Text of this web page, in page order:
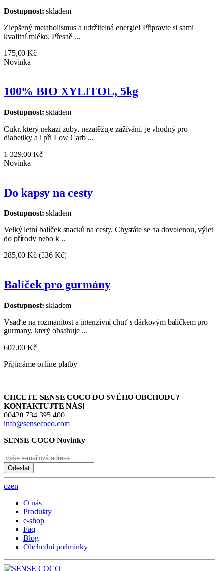
Dostupnost: skladem
Zlepšený metabolismus a udržitelná energie! Připravte si sami
kvalitní mléko. Přesně ...
175,00 Kč
Novinka
100% BIO XYLITOL, 5kg
Dostupnost: skladem
Cukr, který nekazí zuby, nezatěžuje zažívání, je vhodný pro
diabetiky a i při Low Carb ...
1 329,00 Kč
Novinka
Do kapsy na cesty
Dostupnost: skladem
Velký letní balíček snacků na cesty. Chystáte se na dovolenou, výlet
do přírody nebo k ...
285,00 Kč (336 Kč)
Balíček pro gurmány
Dostupnost: skladem
Vsaďte na rozmanitost a intenzivní chuť s dárkovým balíčkem pro
gurmány, který obsahuje ...
607,00 Kč
Přijímáme online platby
CHCETE SENSE COCO DO SVÉHO OBCHODU?
KONTAKTUJTE NÁS!
00420 734 395 400
info@sensecoco.com
SENSE COCO Novinky
Odeslat
czen
O nás
Produkty
e-shop
Faq
Blog
Obchodní podmínky